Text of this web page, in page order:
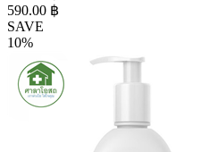
590.00 ฿
SAVE
10%